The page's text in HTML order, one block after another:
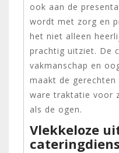
ook aan de
wordt met zorg en
het niet alleen
prachtig uitziet. De
vakmanschap en
maakt de gerechten
ware traktatie voor
als de ogen.
Vlekkeloze